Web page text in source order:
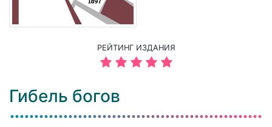
РЕЙТИНГ ИЗДАНИЯ
Гибель богов